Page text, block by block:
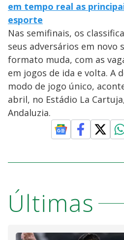
em tempo real as
esporte
Nas semifinais, os
seus adversários em novo
formato muda, com as
em jogos de ida e volta. A
modo de jogo único,
abril, no Estádio La
Andaluzia.
Últimas